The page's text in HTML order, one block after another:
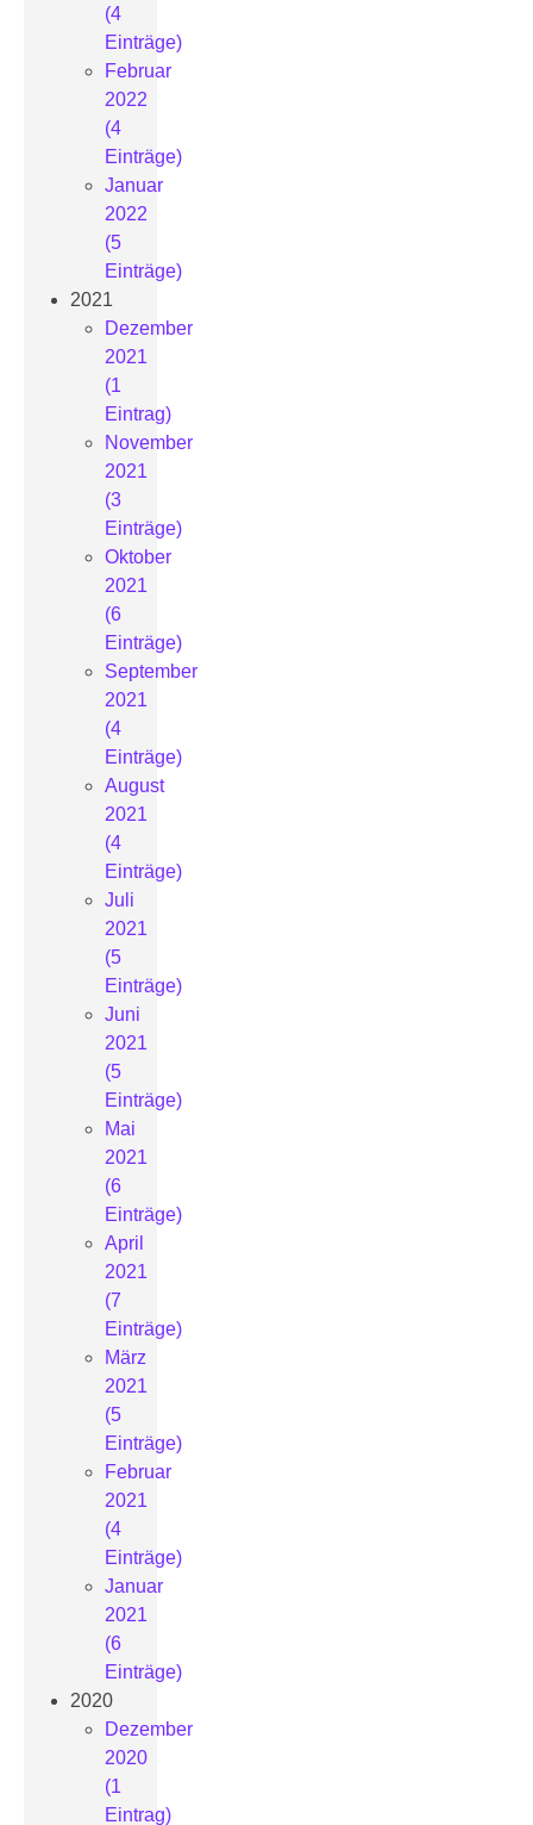
(4
Einträge)
Februar
2022
(4
Einträge)
Januar
2022
(5
Einträge)
2021
Dezember
2021
(1
Eintrag)
November
2021
(3
Einträge)
Oktober
2021
(6
Einträge)
September
2021
(4
Einträge)
August
2021
(4
Einträge)
Juli
2021
(5
Einträge)
Juni
2021
(5
Einträge)
Mai
2021
(6
Einträge)
April
2021
(7
Einträge)
März
2021
(5
Einträge)
Februar
2021
(4
Einträge)
Januar
2021
(6
Einträge)
2020
Dezember
2020
(1
Eintrag)